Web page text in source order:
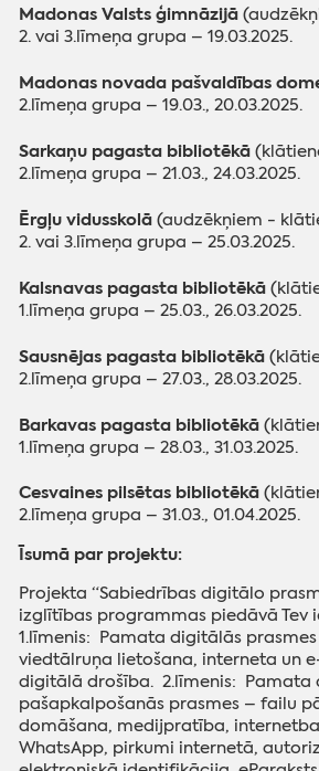
Madonas Valsts ģimnāzijā
2. vai 3.līmeņa grupa – 19.03.2025.
Madonas novada pašvaldības
2.līmeņa grupa – 19.03., 20.03.2025.
Sarkaņu pagasta bibliotēkā
2.līmeņa grupa – 21.03., 24.03.2025.
Ērgļu vidusskolā (audzēkņiem -
2. vai 3.līmeņa grupa – 25.03.2025.
Kalsnavas pagasta bibliotēkā
1.līmeņa grupa – 25.03., 26.03.2025.
Sausnējas pagasta bibliotēkā
2.līmeņa grupa – 27.03., 28.03.2025.
Barkavas pagasta bibliotēkā
1.līmeņa grupa – 28.03., 31.03.2025.
Cesvaines pilsētas bibliotēkā
2.līmeņa grupa – 31.03., 01.04.2025.
Īsumā par projektu:
Projekta “Sabiedrības digitālo
izglītības programmas piedāvā Tev
1.līmenis: Pamata digitālās
viedtālruņa lietošana, interneta un
digitālā drošība. 2.līmenis: Pamata
pašapkalpošanās prasmes – failu
domāšana, medijpratība,
WhatsApp, pirkumi internetā,